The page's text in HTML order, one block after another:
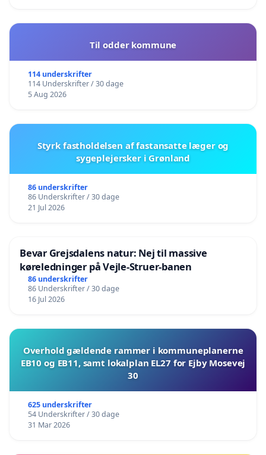
Til odder kommune
114 underskrifter
114 Underskrifter / 30 dage
5 Aug 2026
Styrk fastholdelsen af fastansatte læger og
sygeplejersker i Grønland
86 underskrifter
86 Underskrifter / 30 dage
21 Jul 2026
Bevar Grejsdalens natur: Nej til massive
køreledninger på Vejle-Struer-banen
86 underskrifter
86 Underskrifter / 30 dage
16 Jul 2026
Overhold gældende rammer i kommuneplanerne
EB10 og EB11, samt lokalplan EL27 for Ejby Mosevej
30
625 underskrifter
54 Underskrifter / 30 dage
31 Mar 2026